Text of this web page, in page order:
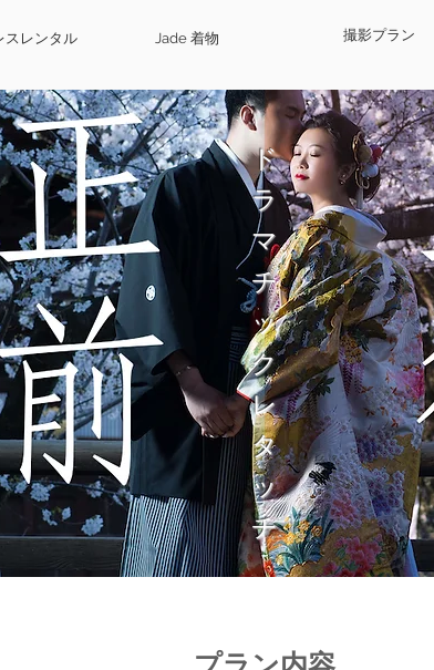
スレンタル Jade 着物 撮影プラン
ド
ラ
マ
チ
ッ
ク
レ
タ
ッ
チ